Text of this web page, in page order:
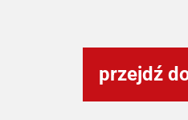
przejdź